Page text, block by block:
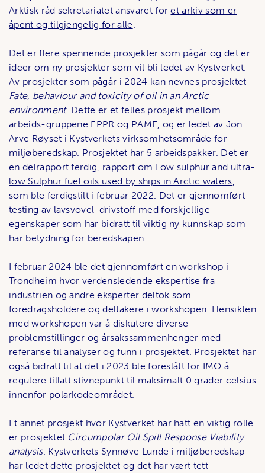
Arktisk råd sekretariatet ansvaret foret arkiv som er
åpent og tilgjengelig for alle.
Det er flere spennende prosjekter som pågår og det er
ideer om ny prosjekter som vil bli ledet av Kystverket.
Av prosjekter som pågår i 2024 kan nevnes prosjektet
Fate, behaviour and toxicity of oil in an Arctic
environment. Dette er et felles prosjekt mellom
arbeids-gruppene EPPR og PAME, og er ledet av Jon
Arve Røyset i Kystverkets virksomhetsområde for
miljøberedskap. Prosjektet har 5 arbeidspakker. Det er
en delrapport ferdig, rapport om Low sulphur and ultra-
low Sulphur fuel oils used by ships in Arctic waters,
som ble ferdigstilt i februar 2022. Det er gjennomført
testing av lavsvovel-drivstoff med forskjellige
egenskaper som har bidratt til viktig ny kunnskap som
har betydning for beredskapen.
I februar 2024 ble det gjennomført en workshop i
Trondheim hvor verdensledende ekspertise fra
industrien og andre eksperter deltok som
foredragsholdere og deltakere i workshopen. Hensikten
med workshopen var å diskutere diverse
problemstillinger og årsakssammenhenger med
referanse til analyser og funn i prosjektet. Prosjektet har
også bidratt til at det i 2023 ble foreslått for IMO å
regulere tillatt stivnepunkt til maksimalt 0 grader celsius
innenfor polarkodeområdet.
Et annet prosjekt hvor Kystverket har hatt en viktig rolle
er prosjektet Circumpolar Oil Spill Response Viability
analysis. Kystverkets Synnøve Lunde i miljøberedskap
har ledet dette prosjektet og det har vært tett